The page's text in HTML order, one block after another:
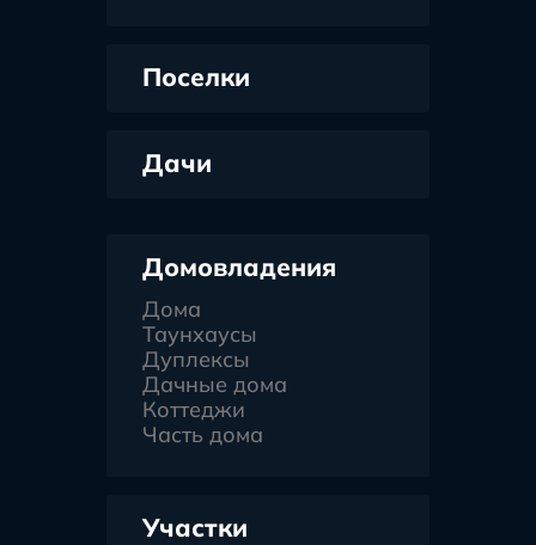
Поселки
Дачи
Домовладения
Дома
Таунхаусы
Дуплексы
Дачные дома
Коттеджи
Часть дома
Участки